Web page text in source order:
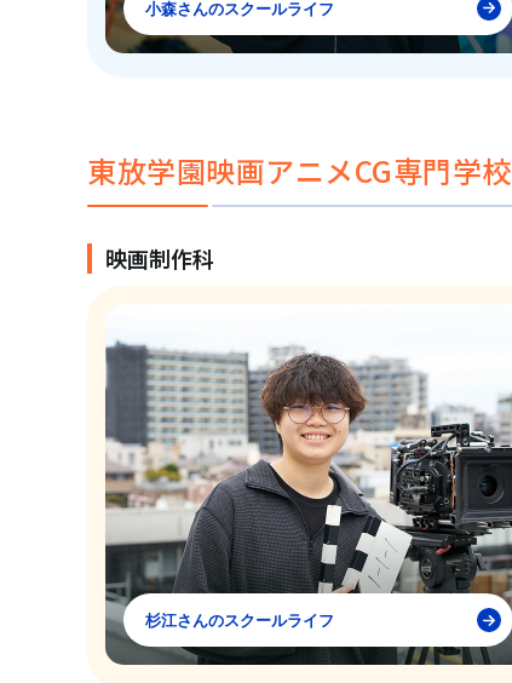
小森さんのスクールライフ
東放学園映画アニメCG専門学校
映画制作科
杉江さんのスクールライフ